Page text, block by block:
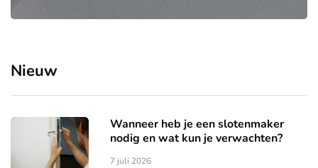
Nieuw
Wanneer heb je een slotenmaker
nodig en wat kun je verwachten?
7 juli 2026